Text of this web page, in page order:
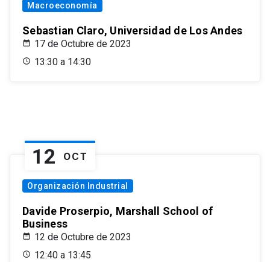
Macroeconomía
Sebastian Claro, Universidad de Los Andes
17 de Octubre de 2023
13:30 a 14:30
12 OCT
Organización Industrial
Davide Proserpio, Marshall School of
Business
12 de Octubre de 2023
12:40 a 13:45